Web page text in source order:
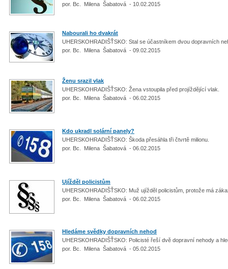
por. Bc. Milena Šabatová - 10.02.2015
Nabourali ho dvakrát
UHERSKOHRADIŠŤSKO: Stal se účastníkem dvou dopravních
por. Bc. Milena Šabatová - 09.02.2015
Ženu srazil vlak
UHERSKOHRADIŠŤSKO: Žena vstoupila před projíždějící vlak.
por. Bc. Milena Šabatová - 06.02.2015
Kdo ukradl solární panely?
UHERSKOHRADIŠŤSKO: Škoda přesáhla tři čtvrtě milionu.
por. Bc. Milena Šabatová - 06.02.2015
Ujížděl policistům
UHERSKOHRADIŠŤSKO: Muž ujížděl policistům, protože má
por. Bc. Milena Šabatová - 06.02.2015
Hledáme svědky dopravních nehod
UHERSKOHRADIŠŤSKO: Policisté řeší dvě dopravní nehody a
por. Bc. Milena Šabatová - 05.02.2015